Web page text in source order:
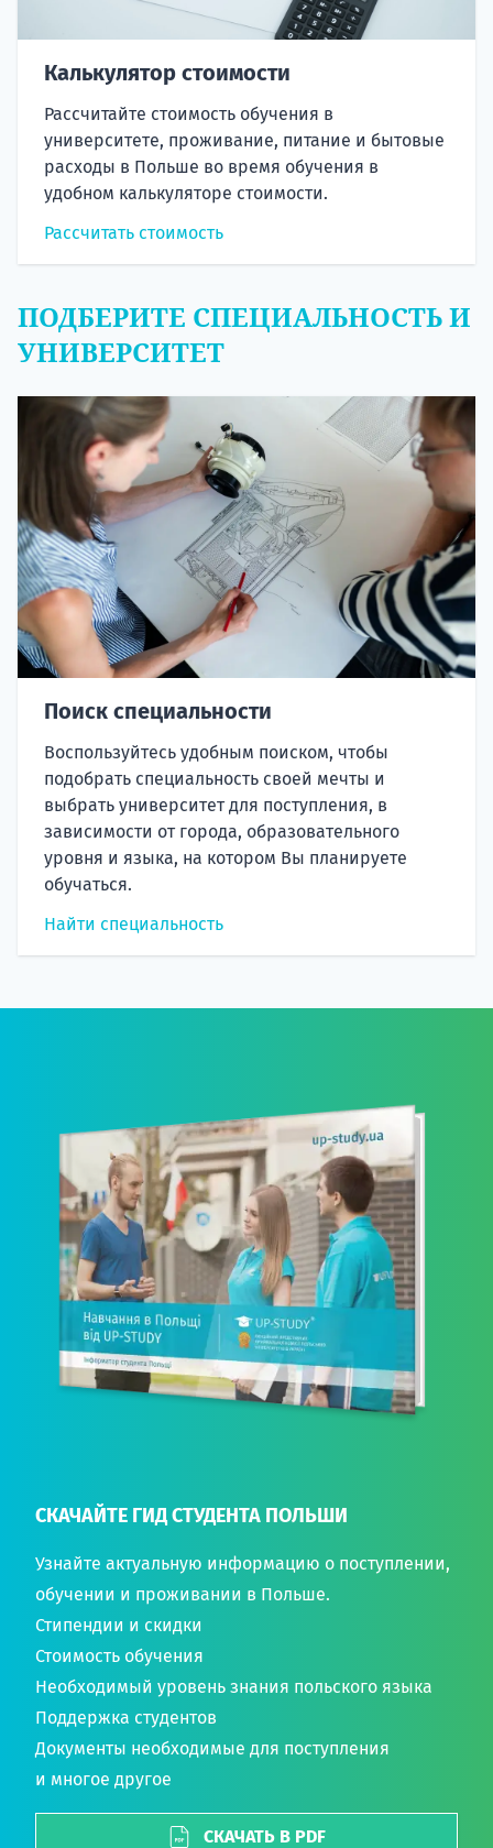
Калькулятор стоимости
Рассчитайте стоимость обучения в
университете, проживание, питание и бытовые
расходы в Польше во время обучения в
удобном калькуляторе стоимости.
Рассчитать стоимость
ПОДБЕРИТЕ СПЕЦИАЛЬНОСТЬ И
УНИВЕРСИТЕТ
Поиск специальности
Воспользуйтесь удобным поиском, чтобы
подобрать специальность своей мечты и
выбрать университет для поступления, в
зависимости от города, образовательного
уровня и языка, на котором Вы планируете
обучаться.
Найти специальность
СКАЧАЙТЕ ГИД СТУДЕНТА ПОЛЬШИ
Узнайте актуальную информацию о поступлении,
обучении и проживании в Польше.
Стипендии и скидки
Стоимость обучения
Необходимый уровень знания польского языка
Поддержка студентов
Документы необходимые для поступления
и многое другое
СКАЧАТЬ В PDF